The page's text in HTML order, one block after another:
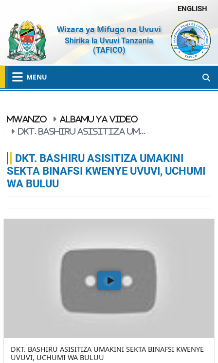
ENGLISH
Wizara ya Mifugo na Uvuvi
Shirika la Uvuvi Tanzania
(TAFICO)
MENU
MWANZO
ALBAMU YA VIDEO
DKT. BASHIRU ASISITIZA UM...
DKT. BASHIRU ASISITIZA UMAKINI
SEKTA BINAFSI KWENYE UVUVI, UCHUMI
WA BULUU
DKT. BASHIRU ASISITIZA UMAKINI SEKTA BINAFSI KWENYE
UVUVI, UCHUMI WA BULUU